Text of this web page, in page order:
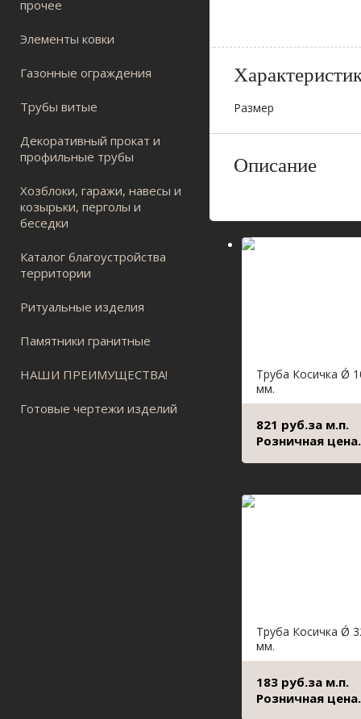
прочее
Элементы ковки
Газонные ограждения
Трубы витые
Декоративный прокат и
профильные трубы
Хозблоки, гаражи, навесы и
козырьки, перголы и
беседки
Каталог благоустройства
территории
Ритуальные изделия
Памятники гранитные
НАШИ ПРЕИМУЩЕСТВА!
Готовые чертежи изделий
Размер
Описание
Труба Косичка Ǿ
мм.
821 руб.за м.п.
Розничная цена.
Труба Косичка Ǿ
мм.
183 руб.за м.п.
Розничная цена.